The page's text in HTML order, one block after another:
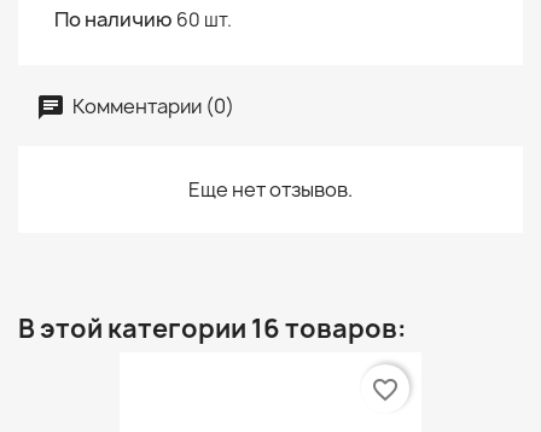
По наличию 60 шт.
Комментарии (0)
Еще нет отзывов.
В этой категории 16 товаров:
favorite_border